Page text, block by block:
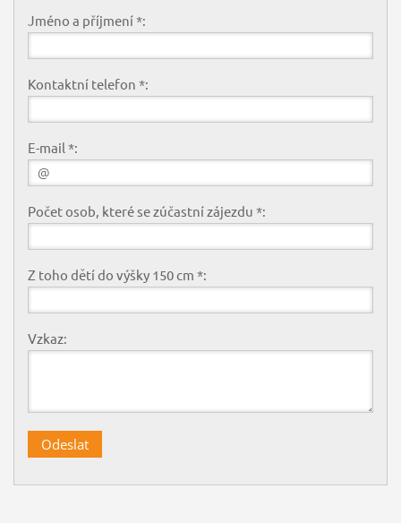
Jméno a příjmení *:
Kontaktní telefon *:
E-mail *:
Počet osob, které se zúčastní zájezdu *:
Z toho dětí do výšky 150 cm *:
Vzkaz: